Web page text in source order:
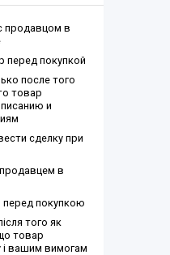
продавцом в
перед покупкой
после того
товар
и
сделку при
в
перед покупкою
того як
товар
і вашим вимогам